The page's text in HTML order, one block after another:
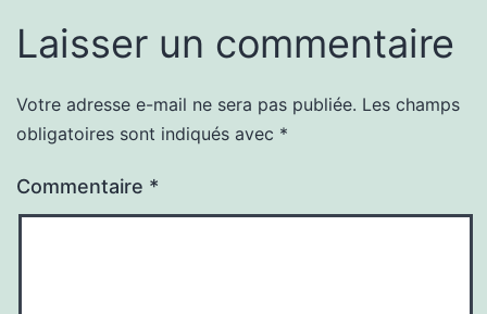
Laisser un commentaire
Votre adresse e-mail ne sera pas publiée. Les champs
obligatoires sont indiqués avec *
Commentaire *